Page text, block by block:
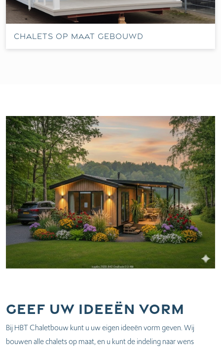
Chalets op maat gebouwd
Geef uw ideeën vorm
Bij HBT Chaletbouw kunt u uw eigen ideeën vorm geven. Wij
bouwen alle chalets op maat, en u kunt de indeling naar wens